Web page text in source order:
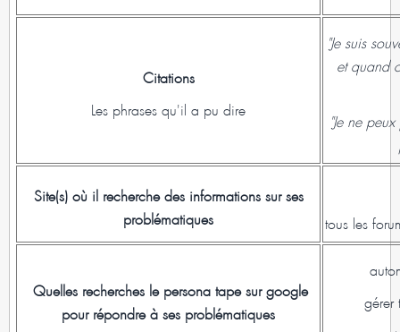
Citations
Les phrases qu'il a pu dire
"Je suis
et quand
"Je ne
Site(s) où il recherche des informations sur ses
problématiques
tous les
Quelles recherches le persona tape sur google
pour répondre à ses problématiques
gérer